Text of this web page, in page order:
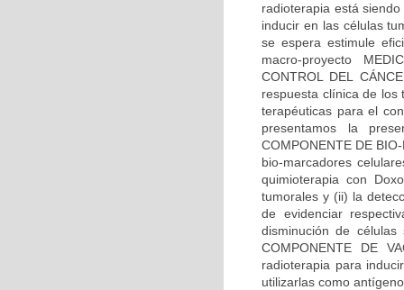
radioterapia está
inducir en las células
se espera estimule
macro-proyecto
CONTROL DEL
respuesta clínica de los
terapéuticas para el
presentamos la
COMPONENTE DE
bio-marcadores
quimioterapia con
tumorales y (ii) la
de evidenciar
disminución de
COMPONENTE DE
radioterapia para
utilizarlas como